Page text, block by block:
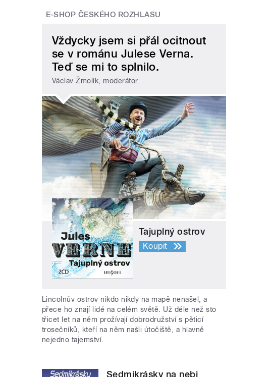
E-SHOP ČESKÉHO ROZHLASU
Vždycky jsem si přál ocitnout
se v románu Julese Verna.
Teď se mi to splnilo.
Václav Žmolík, moderátor
Tajuplný ostrov
Koupit
Lincolnův ostrov nikdo nikdy na mapě nenašel, a
přece ho znají lidé na celém světě. Už déle než sto
třicet let na něm prožívají dobrodružství s pěticí
trosečníků, kteří na něm našli útočiště, a hlavně
nejedno tajemství.
Sedmikrásky na nebi